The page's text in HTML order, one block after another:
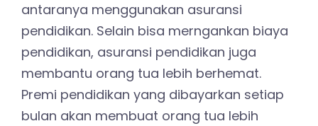
antaranya menggunakan asuransi
pendidikan. Selain bisa merngankan biaya
pendidikan, asuransi pendidikan juga
membantu orang tua lebih berhemat.
Premi pendidikan yang dibayarkan setiap
bulan akan membuat orang tua lebih